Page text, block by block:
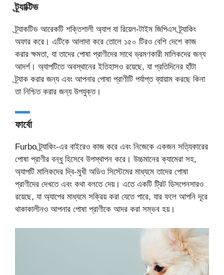
ট্র্যাক্টিভ
ট্র্যাকটিভ আরেকটি শক্তিশালী অ্যাপ যা রিয়েল-টাইম জিপিএস ট্র্যাকিং
অফার করে। এটিকে আলাদা করে তোলে ১৫০ টিরও বেশি দেশে কাজ
করার ক্ষমতা, যা তাদের পোষা প্রাণীদের সাথে ভ্রমণকারী মালিকদের জন্য
আদর্শ। অ্যাপটিতে অবস্থানের ইতিহাসও রয়েছে, যা প্রতিদিনের হাঁটা
ট্র্যাক করার জন্য এবং আপনার পোষা প্রাণীটি পর্যাপ্ত ব্যায়াম করছে কিনা
তা নিশ্চিত করার জন্য উপযুক্ত।
ফার্বো
Furbo ট্র্যাকিং-এর বাইরেও কাজ করে এবং নিজেকে একজন সত্যিকারের
পোষা প্রাণীর বন্ধু হিসেবে উপস্থাপন করে। উচ্চমানের ক্যামেরা সহ,
অ্যাপটি মালিকদের দ্বি-মুখী অডিও সিস্টেমের মাধ্যমে তাদের পোষা
প্রাণীদের দেখতে এবং কথা বলতে দেয়। এতে একটি ট্রিট ডিসপেনসারও
রয়েছে, যা অ্যাপের মাধ্যমে সক্রিয় করা যেতে পারে, যার ফলে আপনি দূরে
থাকাকালীনও আপনার পোষা প্রাণীকে আদর করা সম্ভব হয়।